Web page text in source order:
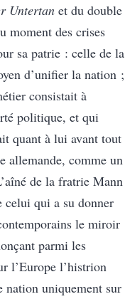
Untertan et du double
moment des crises
sa patrie : celle de la
d’unifier la nation ;
consistait à
politique, et qui
quant à lui avant tout
allemande, comme un
de la fratrie Mann
celui qui a su donner
le miroir
parmi les
l’Europe l’histrion
nation uniquement sur